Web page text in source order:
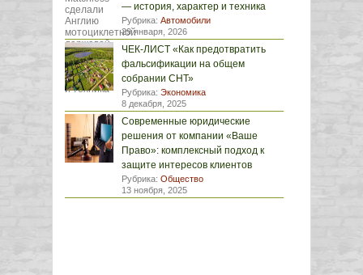
— история, характер и техника
Рубрика: Автомобили
29 января, 2026
ЧЕК-ЛИСТ «Как предотвратить
фальсификации на общем
собрании СНТ»
Рубрика: Экономика
8 декабря, 2025
Современные юридические
решения от компании «Ваше
Право»: комплексный подход к
защите интересов клиентов
Рубрика: Общество
13 ноября, 2025